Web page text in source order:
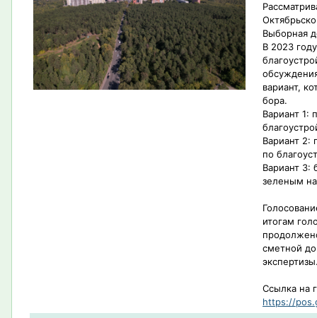
Выборная
В 2023
вариант,
бора.
Вариант 1:
Вариант 2:
по
Вариант 3:
зеленым
итогам
сметной
Ссылка на
https://